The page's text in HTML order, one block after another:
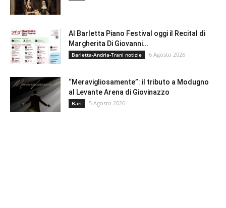
Al Barletta Piano Festival oggi il Recital di
Margherita Di Giovanni...
Barletta-Andria-Trani notizie 6 Agosto 2026
“Meravigliosamente”: il tributo a Modugno
al Levante Arena di Giovinazzo
Bari 5 Agosto 2026